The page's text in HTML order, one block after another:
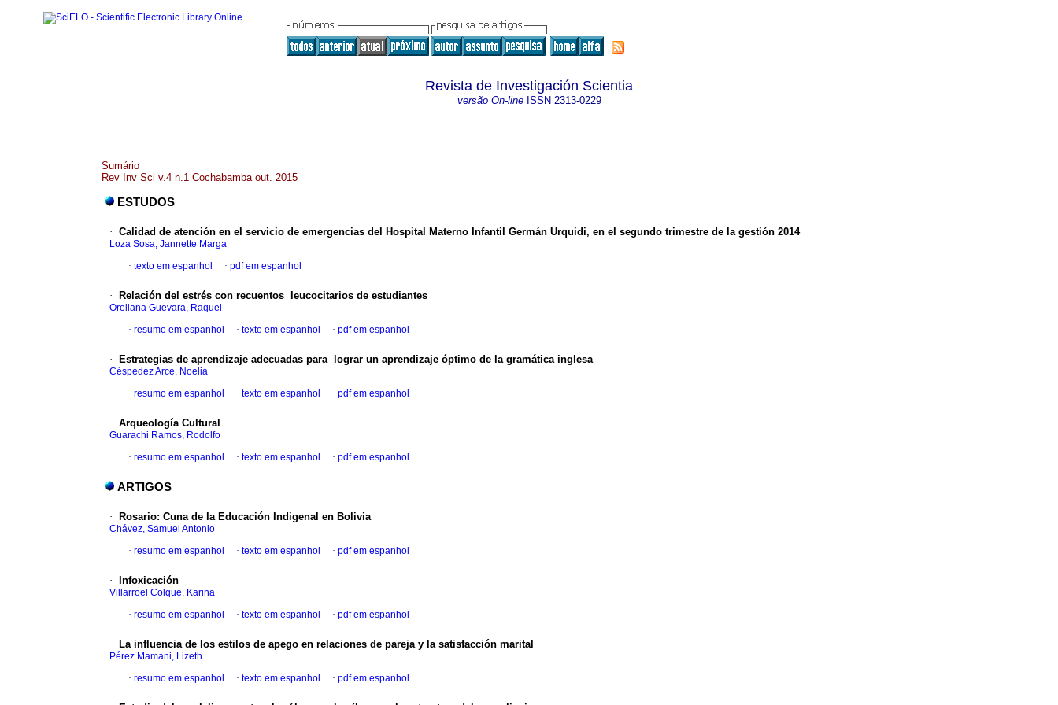
Revista de Investigación Scientia
versão On-lineISSN 2313-0229
Sumário
Rev Inv Sci v.4 n.1 Cochabamba out. 2015
ESTUDOS
· Calidad de atención en el servicio de emergencias del Hospital Materno Infantil Germán Urquidi, en el segundo trimestre de la gestión 2014
Loza Sosa, Jannette Marga
· texto em espanhol · pdf em espanhol
· Relación del estrés con recuentos leucocitarios de estudiantes
Orellana Guevara, Raquel
· resumo em espanhol · texto em espanhol · pdf em espanhol
· Estrategias de aprendizaje adecuadas para lograr un aprendizaje óptimo de la gramática inglesa
Céspedez Arce, Noelia
· resumo em espanhol · texto em espanhol · pdf em espanhol
· Arqueología Cultural
Guarachi Ramos, Rodolfo
· resumo em espanhol · texto em espanhol · pdf em espanhol
ARTIGOS
· Rosario: Cuna de la Educación Indigenal en Bolivia
Chávez, Samuel Antonio
· resumo em espanhol · texto em espanhol · pdf em espanhol
· Infoxicación
Villarroel Colque, Karina
· resumo em espanhol · texto em espanhol · pdf em espanhol
· La influencia de los estilos de apego en relaciones de pareja y la satisfacción marital
Pérez Mamani, Lizeth
· resumo em espanhol · texto em espanhol · pdf em espanhol